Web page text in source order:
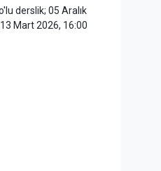
derslik; 05 Aralık
Mart 2026, 16:00